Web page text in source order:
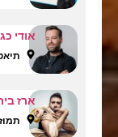
אודי
ארז